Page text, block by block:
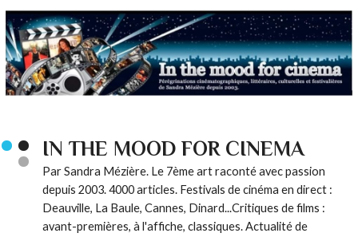
IN THE MOOD FOR CINEMA
Par Sandra Mézière. Le 7ème art raconté avec passion
depuis 2003. 4000 articles. Festivals de cinéma en direct :
Deauville, La Baule, Cannes, Dinard...Critiques de films :
avant-premières, à l'affiche, classiques. Actualité de